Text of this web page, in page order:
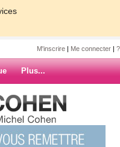
M'inscrire | Me connecter |
Plus...